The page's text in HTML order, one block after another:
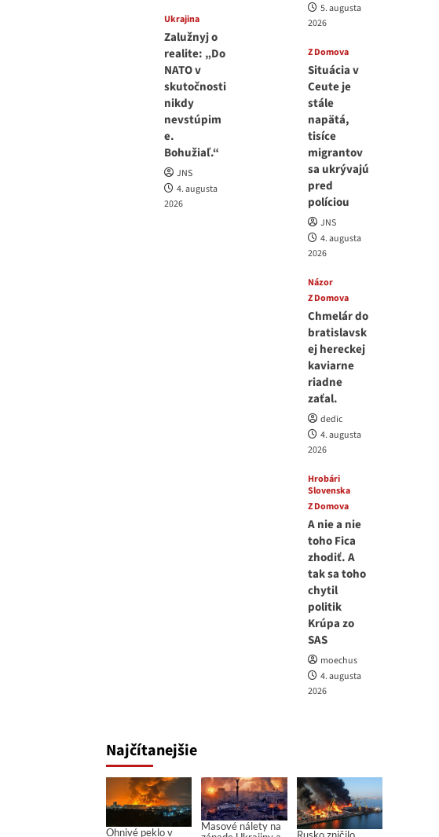
Ukrajina
Zalužnyj o
realite: „Do
NATO v
skutočnosti
nikdy
nevstúpim
e.
Bohužiaľ.“
JNS
4. augusta
2026
5. augusta
2026
Z Domova
Situácia v
Ceute je
stále
napätá,
tisíce
migrantov
sa ukrývajú
pred
políciou
JNS
4. augusta
2026
Názor
Z Domova
Chmelár do
bratislavsk
ej hereckej
kaviarne
riadne
zaťal.
dedic
4. augusta
2026
Hrobári
Slovenska
Z Domova
A nie a nie
toho Fica
zhodiť. A
tak sa toho
chytil
politik
Krúpa zo
SAS
moechus
4. augusta
2026
Najčítanejšie
Ohnivé peklo v
Masové nálety na